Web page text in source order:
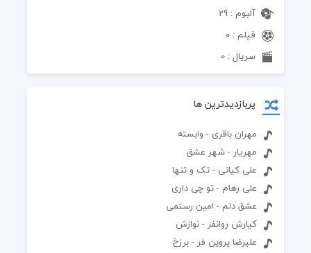
آلبوم : 29
فیلم : 0
سریال : 0
پربازدیدترین ها
مهران باقری - وابسته
مهریار - شهر عشق
علی کیانی - تک و تنها
علی رهام - تو چی داری
عشق دلم - امین رستمی
کیارش روانفر - نوازش
علیرضا پروین فر - برزخ